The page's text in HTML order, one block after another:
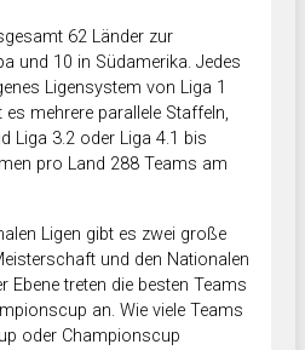
62 Länder zur
und 10 in Südamerika. Jedes
Ligensystem von Liga 1
mehrere parallele Staffeln,
Liga 3.2 oder Liga 4.1 bis
pro Land 288 Teams am
Ligen gibt es zwei große
und den Nationalen
Ebene treten die besten Teams
an. Wie viele Teams
oder Championscup